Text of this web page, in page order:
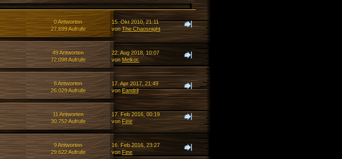
0 Antworten
27.699 Aufrufe
15. Okt 2010, 21:11
vonThe Chaosnight
49 Antworten
72.098 Aufrufe
22. Aug 2018, 10:07
von Melkor.
8 Antworten
26.029 Aufrufe
17. Apr 2017, 21:49
vonEandril
11 Antworten
30.752 Aufrufe
17. Feb 2016, 00:19
vonFine
9 Antworten
29.622 Aufrufe
16. Feb 2016, 23:27
von Fine